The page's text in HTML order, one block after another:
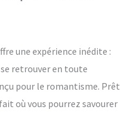
une expérience inédite :
retrouver en toute
pour le romantisme. Prêt
où vous pourrez savourer